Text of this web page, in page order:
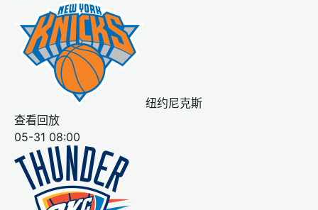
纽约尼克斯
查看回放
05-31 08:00